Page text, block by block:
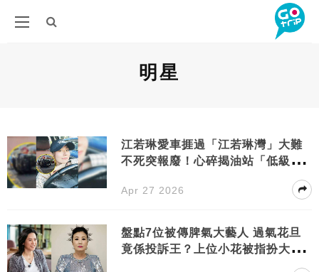
明星
江若琳愛車捱過「江若琳灣」大難
不死突報廢！心碎揭油站「低級失
Apr 27 2026
盤點7位被傳脾氣大藝人 過氣花旦
竟係投訴王？上位小花被指扮大